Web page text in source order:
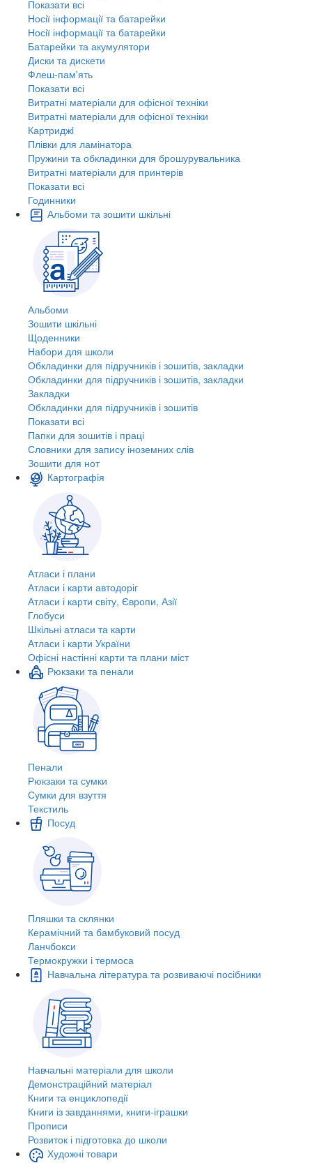
Показати всі
Носії інформації та батарейки
Носії інформації та батарейки
Батарейки та акумулятори
Диски та дискети
Флеш-пам'ять
Показати всі
Витратні матеріали для офісної техніки
Витратні матеріали для офісної техніки
Картриджi
Плівки для ламінатора
Пружини та обкладинки для брошурувальника
Витратні матеріали для принтерів
Показати всі
Годинники
Альбоми та зошити шкільні
Альбоми
Зошити шкільні
Щоденники
Набори для школи
Обкладинки для підручників і зошитів, закладки
Обкладинки для підручників і зошитів, закладки
Закладки
Обкладинки для підручників і зошитів
Показати всі
Папки для зошитів і праці
Словники для запису іноземних слів
Зошити для нот
Картографія
Атласи і плани
Атласи і карти автодоріг
Атласи і карти світу, Європи, Азії
Глобуси
Шкільні атласи та карти
Атласи і карти України
Офісні настінні карти та плани міст
Рюкзаки та пенали
Пенали
Рюкзаки та сумки
Сумки для взуття
Текстиль
Посуд
Пляшки та склянки
Керамічний та бамбуковий посуд
Ланчбокси
Термокружки і термоса
Навчальна література та розвиваючі посібники
Навчальні матеріали для школи
Демонстраційний матеріал
Книги та енциклопедії
Книги із завданнями, книги-іграшки
Прописи
Розвиток і підготовка до школи
Художні товари